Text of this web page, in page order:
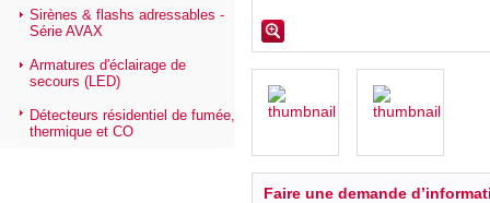
Sirènes & flashs adressables -
Série AVAX
Armatures d'éclairage de
secours (LED)
Détecteurs résidentiel de fumée,
thermique et CO
Faire une demande